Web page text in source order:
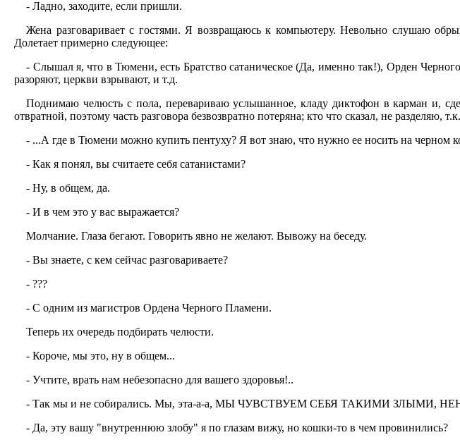
- Ладно, заходите, если пришли.
Жена разговаривает с гостями. Я возвращаюсь к компьютеру. Невольно слушаю
Долетает примерно следующее:
- Слышал я, что в Тюмени, есть Братство сатаническое (Да, именно так!), Орден
разоряют, церкви взрывают, и т.д.
Поднимаю челюсть с пола, перевариваю услышанное, кладу диктофон в карман и,
отвратной, поэтому часть разговора безвозвратно потеряна; кто что сказал, не
- ...А где в Тюмени можно купить пентуху? Я вот знаю, что нужно ее носить на черном
- Как я понял, вы считаете себя сатанистами?
- Ну, в общем, да.
- И в чем это у вас выражается?
Молчание. Глаза бегают. Говорить явно не желают. Вывожу на беседу.
- Вы знаете, с кем сейчас разговариваете?
- ???
- С одним из магистров Ордена Черного Пламени.
Теперь их очередь подбирать челюсти.
- Короче, мы это, ну в общем...
- Учтите, врать нам небезопасно для вашего здоровья!..
- Так мы и не собирались. Мы, эта-а-а, МЫ ЧУВСТВУЕМ СЕБЯ ТАКИМИ
- Да, эту вашу "внутреннюю злобу" я по глазам вижу, но кошки-то в чем провинились?